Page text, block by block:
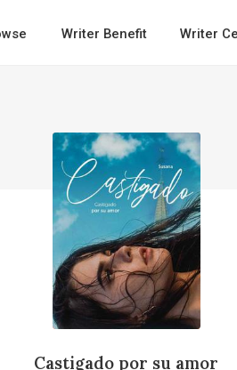
Writer Benefit Writer
Castigado por su amor